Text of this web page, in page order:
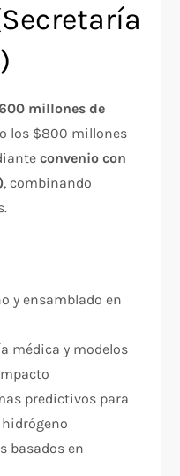
millones de
los $800 millones
convenio con
, combinando
y ensamblado en
médica y modelos
predictivos para
basados en